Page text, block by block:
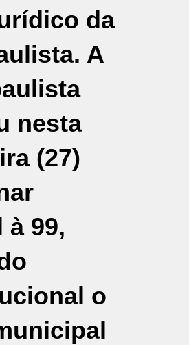
da
A
nesta
(27)
à 99,
o